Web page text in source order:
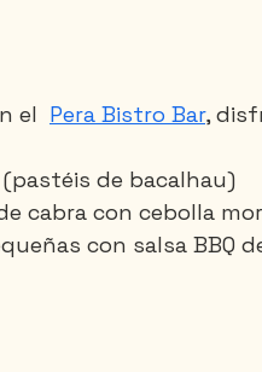
el Pera Bistro Bar,
de bacalhau)
cabra con cebolla
con salsa BBQ